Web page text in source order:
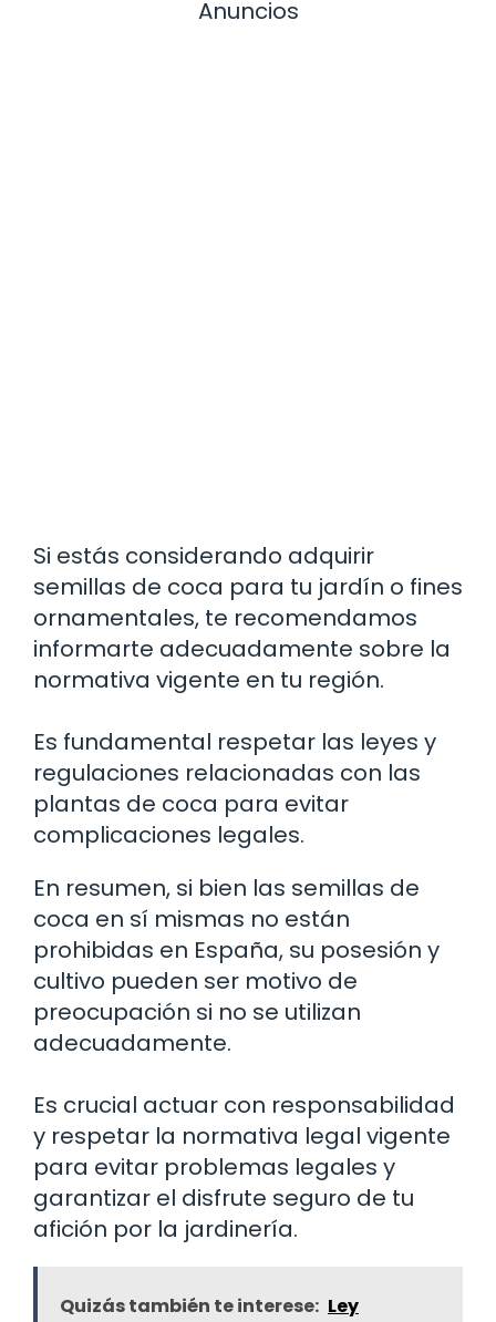
Anuncios
Si estás considerando adquirir
semillas de coca para tu jardín o fines
ornamentales, te recomendamos
informarte adecuadamente sobre la
normativa vigente en tu región.
Es fundamental respetar las leyes y
regulaciones relacionadas con las
plantas de coca para evitar
complicaciones legales.
En resumen, si bien las semillas de
coca en sí mismas no están
prohibidas en España, su posesión y
cultivo pueden ser motivo de
preocupación si no se utilizan
adecuadamente.
Es crucial actuar con responsabilidad
y respetar la normativa legal vigente
para evitar problemas legales y
garantizar el disfrute seguro de tu
afición por la jardinería.
Quizás también te interese: Ley